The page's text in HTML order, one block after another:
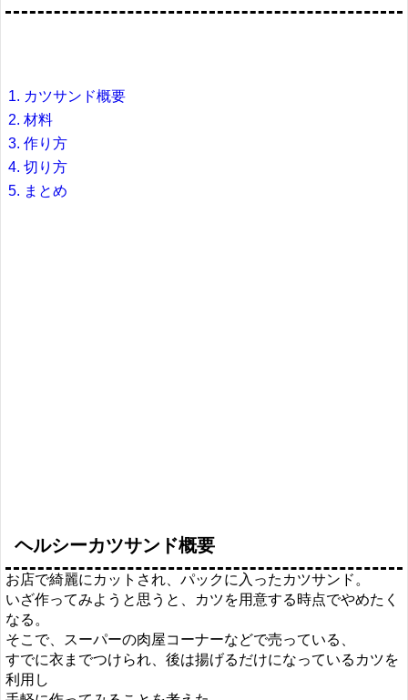
カツサンド概要
材料
作り方
切り方
まとめ
ヘルシーカツサンド概要
お店で綺麗にカットされ、パックに入ったカツサンド。
いざ作ってみようと思うと、カツを用意する時点でやめたく
なる。
そこで、スーパーの肉屋コーナーなどで売っている、
すでに衣までつけられ、後は揚げるだけになっているカツを
利用し